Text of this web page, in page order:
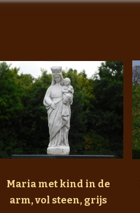
Maria met kind in de
arm, vol steen, grijs